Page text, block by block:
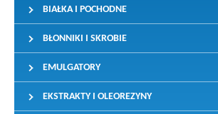
BIAŁKA I POCHODNE
BŁONNIKI I SKROBIE
EMULGATORY
EKSTRAKTY I OLEOREZYNY